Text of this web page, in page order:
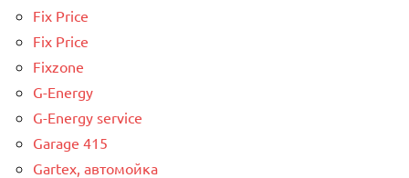
Fix Price
Fix Price
Fixzone
G-Energy
G-Energy service
Garage 415
Gartex, автомойка